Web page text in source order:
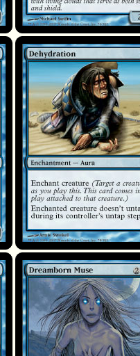
Déshydratation
Muse née des rêves